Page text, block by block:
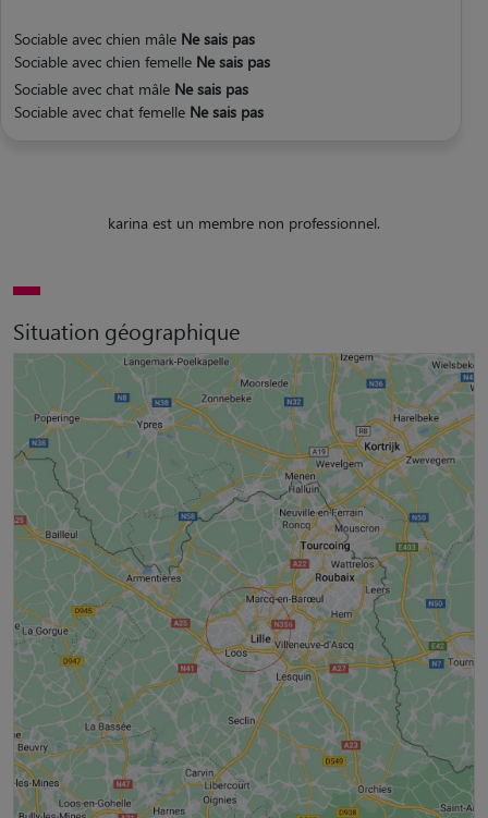
Sociable avec chien mâle Ne sais pas
Sociable avec chien femelle Ne sais pas
Sociable avec chat mâle Ne sais pas
Sociable avec chat femelle Ne sais pas
karina est un membre non professionnel.
Situation géographique